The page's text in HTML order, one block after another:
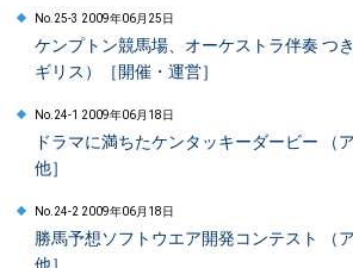
No.25-3 2009年06月25日
ケンプトン競馬場、オーケストラ伴奏 つ
ギリス）［開催・運営］
No.24-1 2009年06月18日
ドラマに満ちたケンタッキーダービー （
他］
No.24-2 2009年06月18日
勝馬予想ソフトウエア開発コンテスト （
他］